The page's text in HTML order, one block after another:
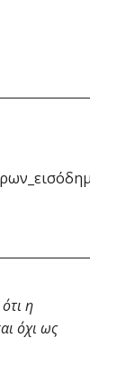
η
όχι ως